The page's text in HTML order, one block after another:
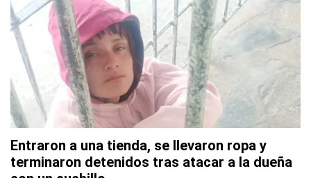
Entraron a una tienda, se llevaron ropa y
terminaron detenidos tras atacar a la dueña